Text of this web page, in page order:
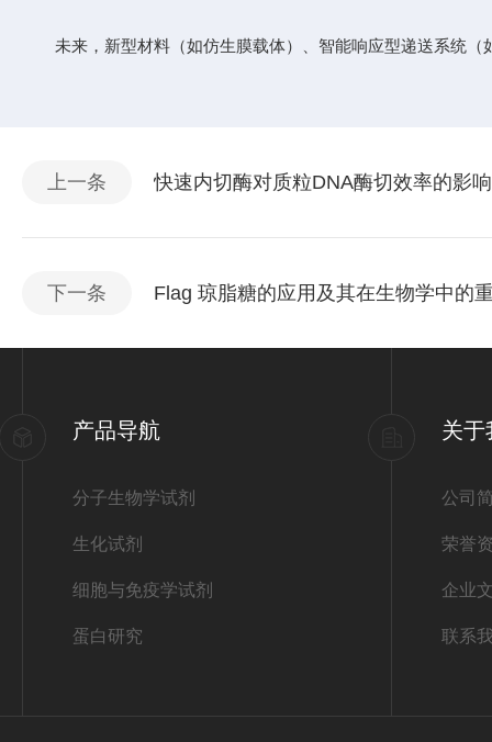
未来，新型材料（如仿生膜载体）、智能响应型递送系统（
上一条 快速内切酶对质粒DNA酶切效率的影
下一条 Flag 琼脂糖的应用及其在生物学中的
产品导航
分子生物学试剂
生化试剂
细胞与免疫学试剂
蛋白研究
关于
公司
荣誉
企业
联系